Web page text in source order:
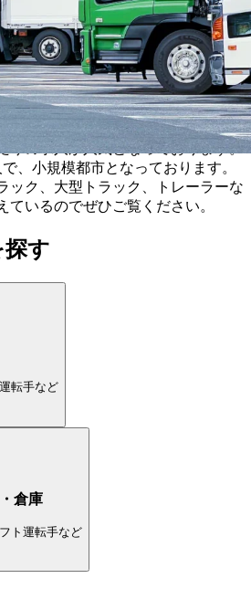
この条件で更に絞り込む
ー求人は10件が募集中です。裾野市
、浜松市、静岡市、静岡市葵区、富
りの求人が人気となっております。
、小規模都市となっております。
ック、大型トラック、トレーラーな
ているのでぜひご覧ください。
す
転手など
倉庫
ト運転手など